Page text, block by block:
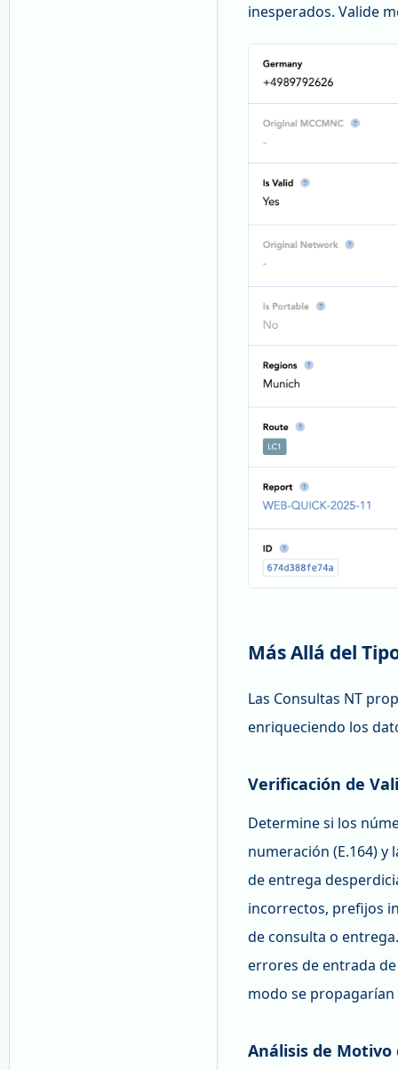
inesperados. Valide
Más Allá del
Las Consultas NT
enriqueciendo los
Verificación de
Determine si los
numeración (E.164)
de entrega
incorrectos, prefijos
de consulta o
errores de entrada
modo se
Análisis de Motivo